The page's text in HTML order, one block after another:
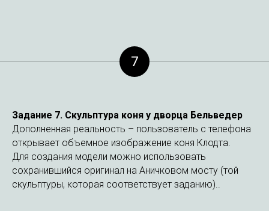
7
Задание 7. Скульптура коня у дворца Бельведер
Дополненная реальность – пользователь с телефона
открывает объемное изображение коня Клодта.
Для создания модели можно использовать
сохранившийся оригинал на Аничковом мосту (той
скульптуры, которая соответствует заданию)..